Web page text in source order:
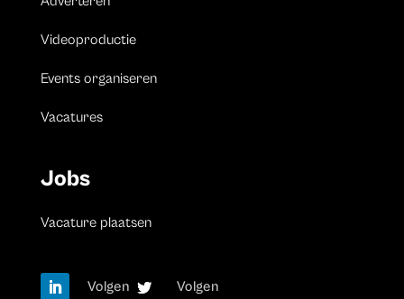
Videoproductie
Events organiseren
Vacatures
Jobs
Vacature plaatsen
Volgen Volgen